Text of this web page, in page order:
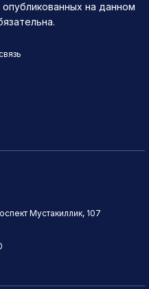
на данном
Мустакиллик, 107